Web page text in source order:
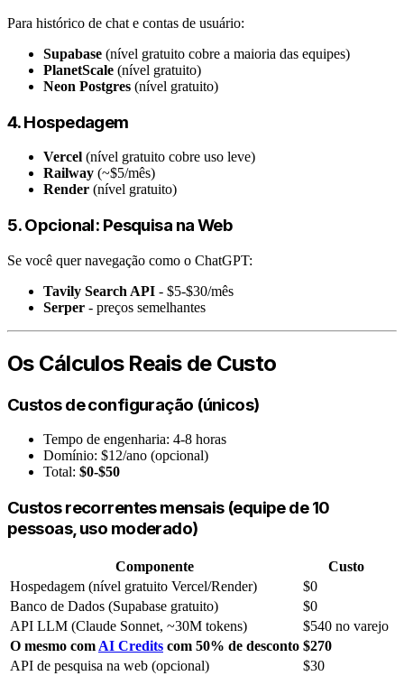
Para histórico de chat e contas de usuário:
Supabase (nível gratuito cobre a maioria das equipes)
PlanetScale (nível gratuito)
Neon Postgres (nível gratuito)
4. Hospedagem
Vercel (nível gratuito cobre uso leve)
Railway (~$5/mês)
Render (nível gratuito)
5. Opcional: Pesquisa na Web
Se você quer navegação como o ChatGPT:
Tavily Search API - $5-$30/mês
Serper - preços semelhantes
Os Cálculos Reais de Custo
Custos de configuração (únicos)
Tempo de engenharia: 4-8 horas
Domínio: $12/ano (opcional)
Total: $0-$50
Custos recorrentes mensais (equipe de 10
pessoas, uso moderado)
Componente
Custo
Hospedagem (nível gratuito Vercel/Render)
$0
Banco de Dados (Supabase gratuito)
$0
API LLM (Claude Sonnet, ~30M tokens)
$540 no varejo
O mesmo com AI Credits com 50% de desconto $270
API de pesquisa na web (opcional)
$30